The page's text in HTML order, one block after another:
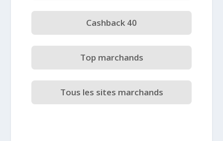
Cashback 40
Top marchands
Tous les sites marchands